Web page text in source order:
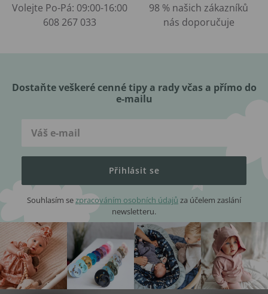
Volejte Po-Pá: 09:00-16:00
608 267 033
98 % našich zákazníků
nás doporučuje
Dostaňte veškeré cenné tipy a rady včas a přímo do
e-mailu
Přihlásit se
Souhlasím sezpracováním osobních údajů za účelem zaslání
newsletteru.